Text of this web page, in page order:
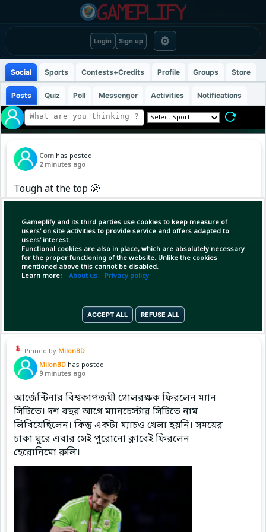
Login Sign up ⚙
Gameplify and its third parties use cookies to keep measure of
users' on site activities to provide service and offers adapted to
users' interest.
Functional cookies are also in place, which are absolutely necessary
for the proper functioning of the website. Unlike the cookies
mentioned above this cannot be disabled.
Learn more: About us Privacy policy
ACCEPT ALL REFUSE ALL
Social Sports Contests+Credits Profile Groups Store
Posts Quiz Poll Messenger Activities Notifications
Com has posted
2 minutes ago
Tough at the top 😤
Tim Seifert and Paul Walter's opening
partnership 🤌
#TheHundred | #RoadToTheEliminator
Pinned by MilonBD
MilonBD has posted
9 minutes ago
আর্জেন্টিনার বিশ্বকাপজয়ী গোলরক্ষক ফিরলেন ম্যান
সিটিতে। দশ বছর আগে ম্যানচেস্টার সিটিতে নাম
লিখিয়েছিলেন। কিন্তু একটা ম্যাচও খেলা হয়নি। সময়ের
চাকা ঘুরে এবার সেই পুরোনো ক্লাবেই ফিরলেন
হেরোনিমো রুলি।